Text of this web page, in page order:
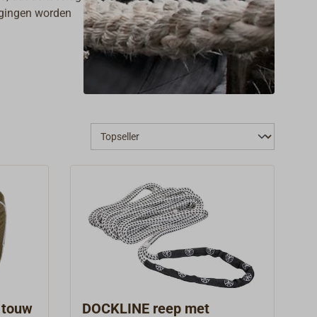
worden
keuze van
touw
DOCKLINE reep met